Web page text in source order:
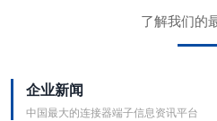
了解我们的
企业新闻
中国最大的连接器端子信息资讯平台